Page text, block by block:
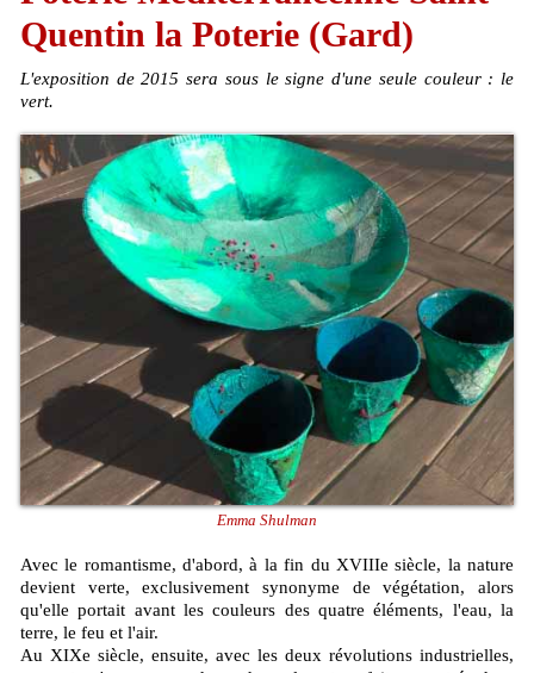
Quentin la Poterie (Gard)
L'exposition de 2015 sera sous le signe d'une seule couleur : le
vert.
Emma Shulman
Avec le romantisme, d'abord, à la fin du XVIIIe siècle, la nature
devient verte, exclusivement synonyme de végétation, alors
qu'elle portait avant les couleurs des quatre éléments, l'eau, la
terre, le feu et l'air.
Au XIXe siècle, ensuite, avec les deux révolutions industrielles,